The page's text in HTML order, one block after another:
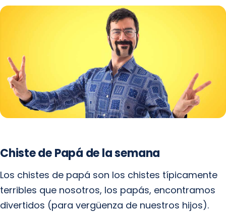
Chiste de Papá de la semana
Los chistes de papá son los chistes típicamente
terribles que nosotros, los papás, encontramos
divertidos (para vergüenza de nuestros hijos).